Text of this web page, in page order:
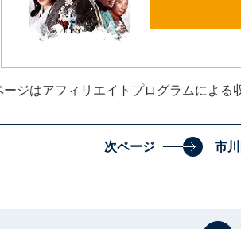
ジはアフィリエイトプログラムによる
次ページ 市